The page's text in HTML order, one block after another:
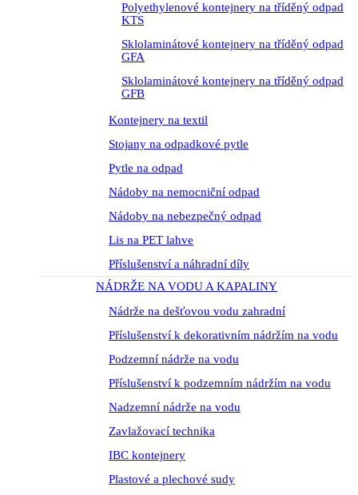
Polyethylenové kontejnery na tříděný odpad
KTS
Sklolaminátové kontejnery na tříděný odpad
GFA
Sklolaminátové kontejnery na tříděný odpad
GFB
Kontejnery na textil
Stojany na odpadkové pytle
Pytle na odpad
Nádoby na nemocniční odpad
Nádoby na nebezpečný odpad
Lis na PET lahve
Příslušenství a náhradní díly
NÁDRŽE NA VODU A KAPALINY
Nádrže na dešťovou vodu zahradní
Příslušenství k dekorativním nádržím na vodu
Podzemní nádrže na vodu
Příslušenství k podzemním nádržím na vodu
Nadzemní nádrže na vodu
Zavlažovací technika
IBC kontejnery
Plastové a plechové sudy